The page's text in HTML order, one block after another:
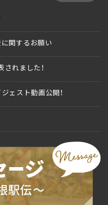
関するお願い
れました！
ェスト動画公開！